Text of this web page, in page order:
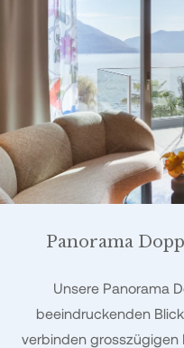
Panorama
Unsere Panorama
beeindruckenden
verbinden grosszügigen